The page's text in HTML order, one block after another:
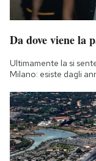
Da dove viene la
Ultimamente la si
Milano: esiste dagli